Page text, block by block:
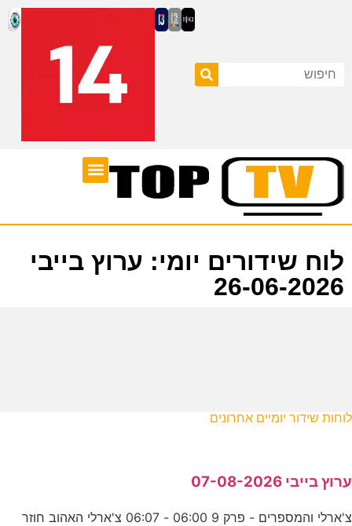
לוח שידורים יומי: ערוץ בייבי
26-06-2026
לוחות שידור יומיים אחרונים
ערוץ בייבי 07-08-2026
צ'ארלי והמספרים - פרק 9 06:00 - 06:07 צ'ארלי האהוב חוזר